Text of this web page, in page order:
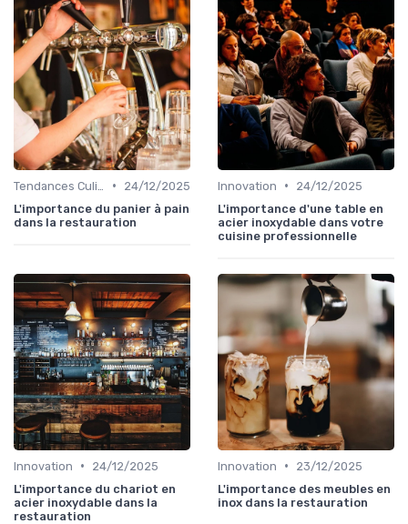
•
24/12/2025
L'importance du panier à pain
dans la restauration
Innovation •
24/12/2025
L'importance d'une table en
acier inoxydable dans votre
cuisine professionnelle
Innovation •
24/12/2025
L'importance du chariot en
acier inoxydable dans la
restauration
Innovation •
23/12/2025
L'importance des meubles en
inox dans la restauration